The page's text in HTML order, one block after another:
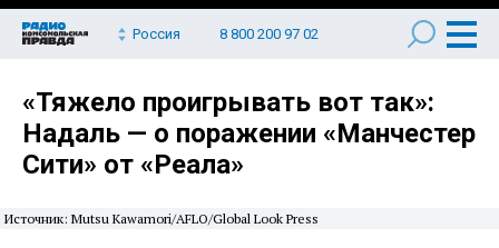
Россия 8 800 200 97 02
«Тяжело проигрывать вот так»:
Надаль — о поражении «Манчестер
Сити» от «Реала»
Источник: Mutsu Kawamori/AFLO/Global Look Press